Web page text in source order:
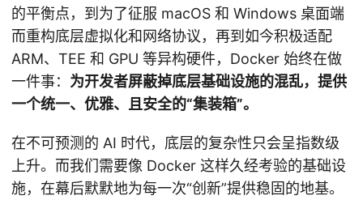
的平衡点，到为了征服 macOS 和 Windows 桌面端
而重构底层虚拟化和网络协议，再到如今积极适配
ARM、TEE 和 GPU 等异构硬件，Docker 始终在做
一件事： 为开发者屏蔽掉底层基础设施的混乱，提供
一个统一、优雅、且安全的“集装箱”。
在不可预测的 AI 时代，底层的复杂性只会呈指数级
上升。而我们需要像 Docker 这样久经考验的基础设
施，在幕后默默地为每一次“创新”提供稳固的地基。